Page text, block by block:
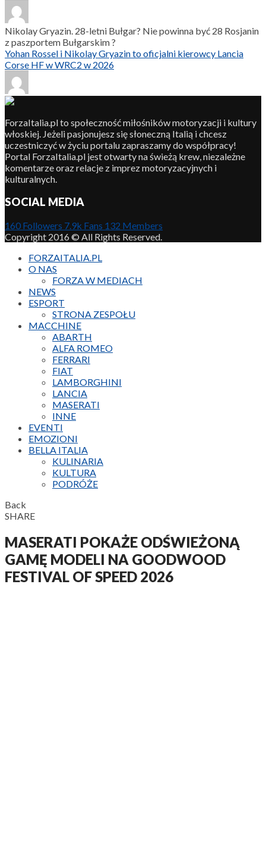
Nikolay Gryazin. 28-letni Bułgar? Nie powinna być 28 Rosjanin
z paszportem Bułgarskim ?
Yohan Rossel i Nikolay Gryazin to oficjalni kierowcy Lancia
Corse HF w WRC2 w 2026
ForzaItalia.pl to społeczność miłośników motoryzacji i kultury
włoskiej. Jeżeli pasjonujesz się słoneczną Italią i chcesz
uczestniczyć w życiu portalu zapraszamy do współpracy!
Portal ForzaItalia.pl jest otwarty na świeżą krew, niezależne
komentarze oraz relacje z imprez motoryzacyjnych i
kulturalnych.
SOCIAL MEDIA
160 Followers 7.9k Fans 132 Members
Copyright 2016 © All Rights Reserved.
FORZAITALIA.PL
O NAS
FORZA W MEDIACH
NEWS
ESPORT
STRONA ZESPOŁU
MACCHINE
ABARTH
ALFA ROMEO
FERRARI
FIAT
LAMBORGHINI
LANCIA
MASERATI
INNE
EVENTI
EMOZIONI
BELLA ITALIA
KULINARIA
KULTURA
PODRÓŻE
Back
SHARE
MASERATI POKAŻE ODŚWIEŻONĄ
GAMĘ MODELI NA GOODWOOD
FESTIVAL OF SPEED 2026